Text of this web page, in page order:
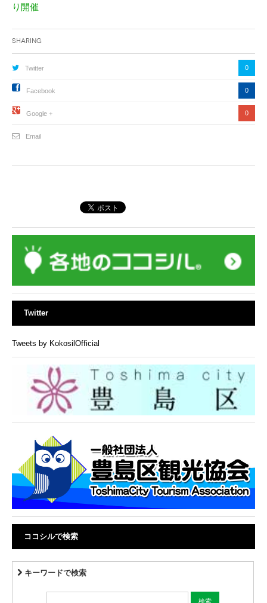
り開催
Sharing
Twitter 0
Facebook 0
Google + 0
Email
Twitter
Tweets by KokosilOfficial
ココシルで検索
キーワードで検索